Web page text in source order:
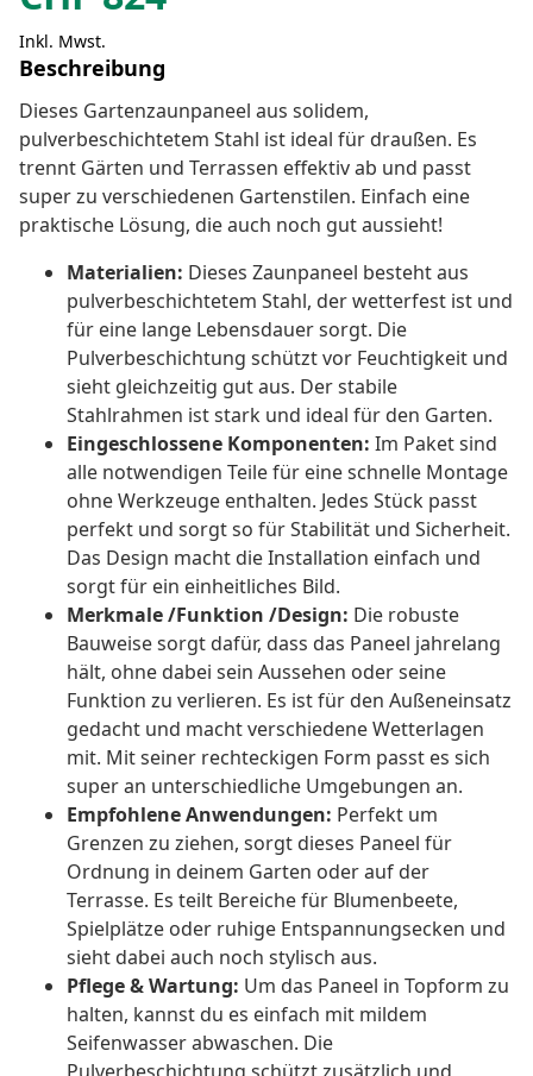
Inkl. Mwst.
Beschreibung
Dieses Gartenzaunpaneel aus solidem,
pulverbeschichtetem Stahl ist ideal für draußen. Es
trennt Gärten und Terrassen effektiv ab und passt
super zu verschiedenen Gartenstilen. Einfach eine
praktische Lösung, die auch noch gut aussieht!
Materialien: Dieses Zaunpaneel besteht aus
pulverbeschichtetem Stahl, der wetterfest ist und
für eine lange Lebensdauer sorgt. Die
Pulverbeschichtung schützt vor Feuchtigkeit und
sieht gleichzeitig gut aus. Der stabile
Stahlrahmen ist stark und ideal für den Garten.
Eingeschlossene Komponenten: Im Paket sind
alle notwendigen Teile für eine schnelle Montage
ohne Werkzeuge enthalten. Jedes Stück passt
perfekt und sorgt so für Stabilität und Sicherheit.
Das Design macht die Installation einfach und
sorgt für ein einheitliches Bild.
Merkmale /Funktion /Design: Die robuste
Bauweise sorgt dafür, dass das Paneel jahrelang
hält, ohne dabei sein Aussehen oder seine
Funktion zu verlieren. Es ist für den Außeneinsatz
gedacht und macht verschiedene Wetterlagen
mit. Mit seiner rechteckigen Form passt es sich
super an unterschiedliche Umgebungen an.
Empfohlene Anwendungen: Perfekt um
Grenzen zu ziehen, sorgt dieses Paneel für
Ordnung in deinem Garten oder auf der
Terrasse. Es teilt Bereiche für Blumenbeete,
Spielplätze oder ruhige Entspannungsecken und
sieht dabei auch noch stylisch aus.
Pflege & Wartung: Um das Paneel in Topform zu
halten, kannst du es einfach mit mildem
Seifenwasser abwaschen. Die